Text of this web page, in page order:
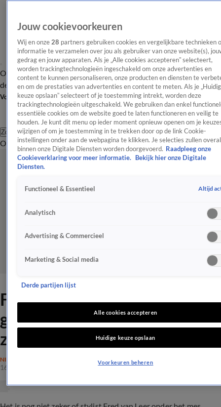
OverzichtAfleveringen Entertainment TV Algemeen
Tip
de redactieNieuwsbrief
Volg Shownieuws
Zoeken
OverzichtEntertainmentSpraakmakendRealityCrimeVideo's
Fred van Leer geeft
gezondheidsupdate vanuit
ziekenhuis
NIEUWS
16 juni 2024, 15:39
Jouw cookievoorkeuren
Wij en onze 28 partners gebruiken cookies en vergelijkbare technieken
informatie te verzamelen over jou als gebruiker van onze website(s),
gedrag en jouw apparaten. Als je „Alle cookies accepteren” selecteert,
worden trackingtechnologieën ingeschakeld om onze advertenties en
content te kunnen personaliseren, onze producten en diensten te
en om de prestaties van advertenties en content te meten. Als je
keuze opslaan” selecteert of je toestemming intrekt, worden deze
trackingtechnologieën uitgeschakeld. We gebruiken dan enkel
essentiële cookies om de website goed te laten functioneren en veilig te
houden. Je kunt dit menu op ieder moment opnieuw openen om je
wijzigen of om je toestemming in te trekken door op de link Cookie-
instellingen onder aan de webpagina te klikken. Je selecties zullen overal
binnen onze Digitale Diensten worden doorgevoerd. Raadpleeg onze
Cookieverklaring voor meer informatie.
Bekijk hier onze Digitale
Diensten.
Functioneel & Essentieel Altijd
Analytisch
Advertising & Commercieel
Marketing & Social media
Derde partijen lijst
Alle cookies accepteren
Huidige keuze opslaan
Voorkeuren beheren